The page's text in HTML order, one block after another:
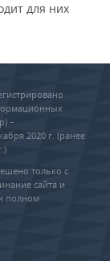
для них
–
2020 г. (ранее
только с
сайта и
полном